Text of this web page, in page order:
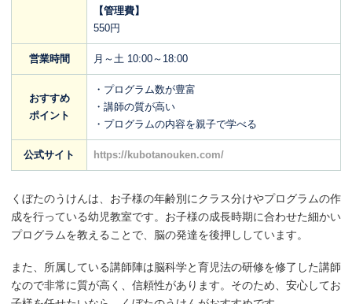
【管理費】
550円
営業時間 月～土 10:00～18:00
おすすめ
ポイント
・プログラム数が豊富
・講師の質が高い
・プログラムの内容を親子で学べる
公式サイト https://kubotanouken.com/
くぼたのうけんは、お子様の年齢別にクラス分けやプログラムの作
成を行っている幼児教室です。お子様の成長時期に合わせた細かい
プログラムを教えることで、脳の発達を後押ししています。
また、所属している講師陣は脳科学と育児法の研修を修了した講師
なので非常に質が高く、信頼性があります。そのため、安心してお